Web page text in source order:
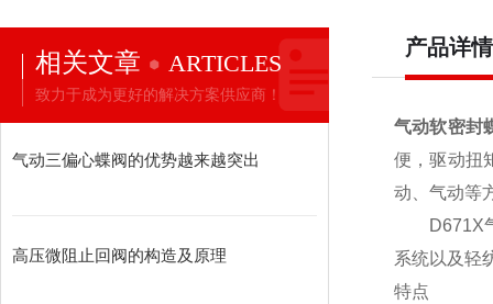
相关文章 ARTICLES
致力于成为更好的解决方案供应商！
气动三偏心蝶阀的优势越来越突出
高压微阻止回阀的构造及原理
产品详情
气动软密封
便，驱动扭
动、气动等
D671X气
系统以及轻
特点